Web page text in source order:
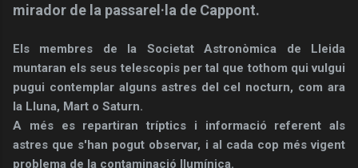
mirador de la passarel·la de Cappont.
Els membres de la Societat Astronòmica de Lleida
muntaran els seus telescopis per tal que tothom qui vulgui
pugui contemplar alguns astres del cel nocturn, com ara
la Lluna, Mart o Saturn.
A més es repartiran tríptics i informació referent als
astres que s'han pogut observar, i al cada cop més vigent
problema de la contaminació llumínica.